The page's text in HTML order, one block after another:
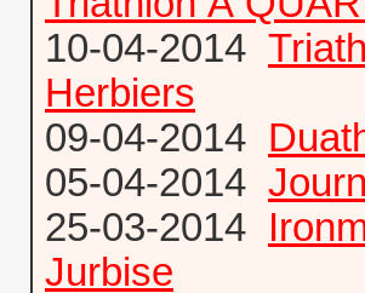
10-04-2014
Herbiers
09-04-2014
05-04-2014
25-03-2014
Jurbise